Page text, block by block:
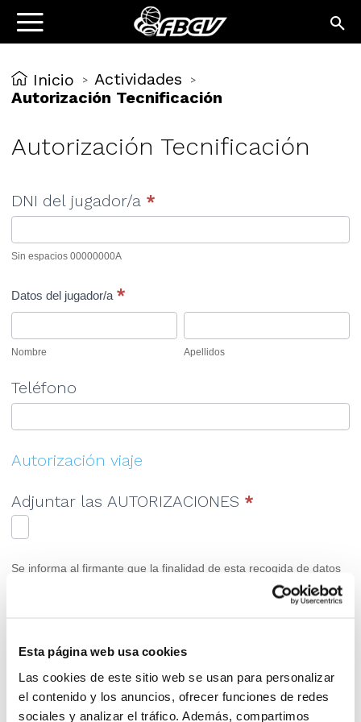
Esta página web usa cookies
Las cookies de este sitio web se usan para personalizar
el contenido y los anuncios, ofrecer funciones de redes
sociales y analizar el tráfico. Además, compartimos
Inicio > Actividades >
Autorización Tecnificación
Autorización Tecnificación
Plataforma
envío
DNI del jugador/a *
Sin espacios 00000000A
Datos del jugador/a *
Nombre
Nombre
Apellidos
Apellidos
Teléfono
Autorización viaje
Adjuntar las AUTORIZACIONES *
Se informa al firmante que la finalidad de esta recogida de datos
de carácter personal es la de gestionar la participación del menor
en el Programa de Tecnificación de la FBCV. Los datos
de viajes, hoteles y empresas de transporte con la finalidad de
por la FBCV. Los datos identificativos (nombre e imagen),
antropométricos y deportivos del menor podrán ser mostrados en
Si
humano,
este
campo
blanco.